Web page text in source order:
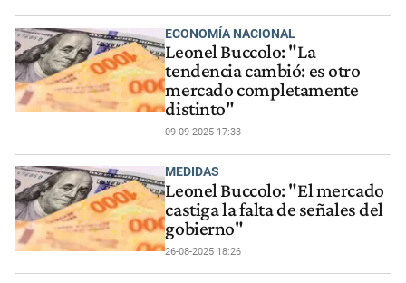
ECONOMÍA NACIONAL
Leonel Buccolo: "La
tendencia cambió: es otro
mercado completamente
distinto"
09-09-2025 17:33
MEDIDAS
Leonel Buccolo: "El mercado
castiga la falta de señales del
gobierno"
26-08-2025 18:26